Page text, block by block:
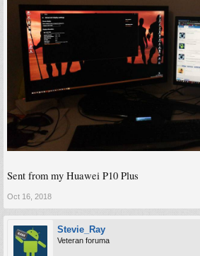
Sent from my Huawei P10 Plus
Oct 16, 2018
Stevie_Ray
Veteran foruma